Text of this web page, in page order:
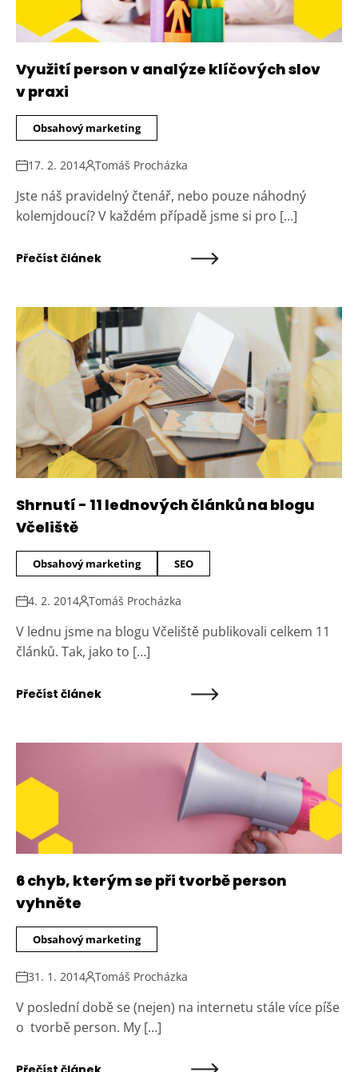
Využití person v analýze klíčových slov
v praxi
Obsahový marketing
17. 2. 2014 Tomáš Procházka
Jste náš pravidelný čtenář, nebo pouze náhodný
kolemjdoucí? V každém případě jsme si pro […]
Přečíst článek
Shrnutí - 11 lednových článků na blogu
Včeliště
Obsahový marketing SEO
4. 2. 2014 Tomáš Procházka
V lednu jsme na blogu Včeliště publikovali celkem 11
článků. Tak, jako to […]
Přečíst článek
6 chyb, kterým se při tvorbě person
vyhněte
Obsahový marketing
31. 1. 2014 Tomáš Procházka
V poslední době se (nejen) na internetu stále více píše
o tvorbě person. My […]